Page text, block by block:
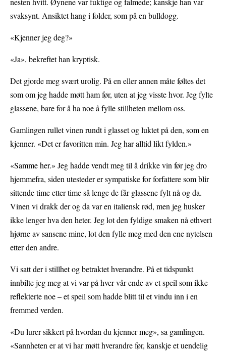
svaksynt. Ansiktet hang i folder, som på en bulldogg.
«Kjenner jeg deg?»
«Ja», bekreftet han kryptisk.
Det gjorde meg svært urolig. På en eller annen måte føltes det
som om jeg hadde møtt ham før, uten at jeg visste hvor. Jeg fylte
glassene, bare for å ha noe å fylle stillheten mellom oss.
Gamlingen rullet vinen rundt i glasset og luktet på den, som en
kjenner. «Det er favoritten min. Jeg har alltid likt fylden.»
«Samme her.» Jeg hadde vendt meg til å drikke vin før jeg dro
hjemmefra, siden utesteder er sympatiske for forfattere som blir
sittende time etter time så lenge de får glassene fylt nå og da.
Vinen vi drakk der og da var en italiensk rød, men jeg husker
ikke lenger hva den heter. Jeg lot den fyldige smaken nå ethvert
hjørne av sansene mine, lot den fylle meg med den ene nytelsen
etter den andre.
Vi satt der i stillhet og betraktet hverandre. På et tidspunkt
innbilte jeg meg at vi var på hver vår ende av et speil som ikke
reflekterte noe – et speil som hadde blitt til et vindu inn i en
fremmed verden.
«Du lurer sikkert på hvordan du kjenner meg», sa gamlingen.
«Sannheten er at vi har møtt hverandre før, kanskje et uendelig